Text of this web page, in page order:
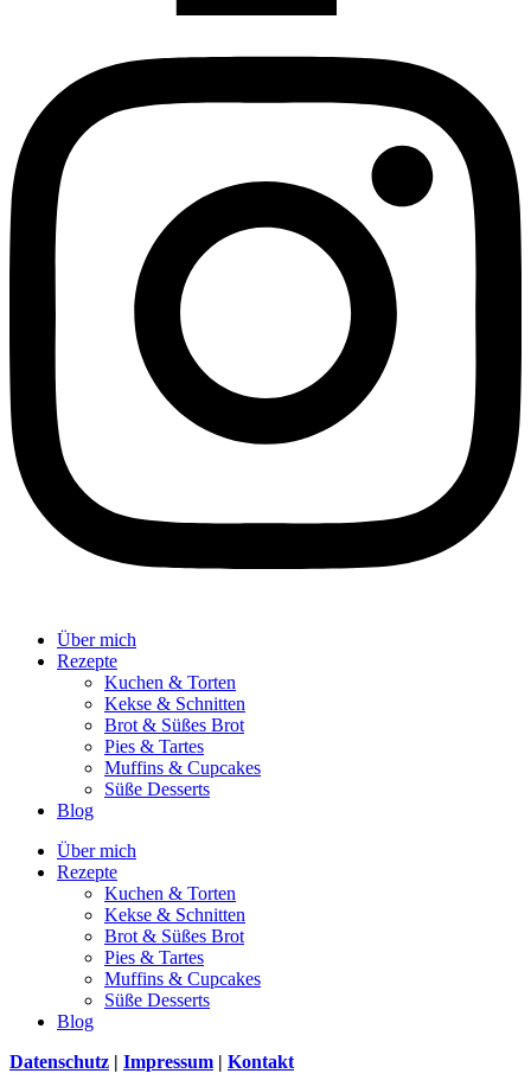
Über mich
Rezepte
Kuchen & Torten
Kekse & Schnitten
Brot & Süßes Brot
Pies & Tartes
Muffins & Cupcakes
Süße Desserts
Blog
Über mich
Rezepte
Kuchen & Torten
Kekse & Schnitten
Brot & Süßes Brot
Pies & Tartes
Muffins & Cupcakes
Süße Desserts
Blog
Datenschutz | Impressum | Kontakt